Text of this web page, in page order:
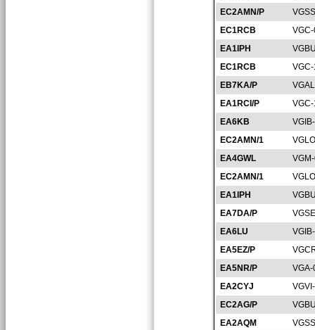
EC2AMN/P
EC1RCB
EA1IPH
EC1RCB
EB7KA/P
EA1RCI/P
EA6KB
EC2AMN/1
EA4GWL
EC2AMN/1
EA1IPH
EA7DA/P
EA6LU
EA5EZ/P
EA5NR/P
EA2CYJ
EC2AG/P
EA2AQM